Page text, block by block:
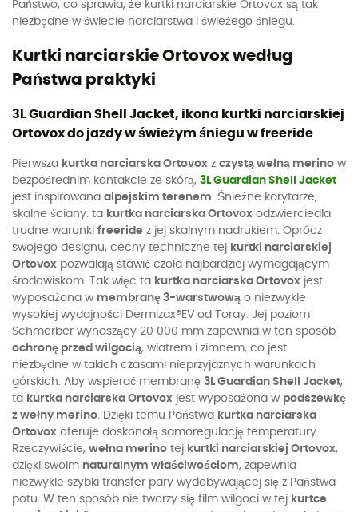
Państwo, co sprawia, że kurtki narciarskie Ortovox są tak
niezbędne w świecie narciarstwa i świeżego śniegu.
Kurtki narciarskie Ortovox według
Państwa praktyki
3L Guardian Shell Jacket, ikona kurtki narciarskiej
Ortovox do jazdy w świeżym śniegu w freeride
Pierwsza kurtka narciarska Ortovox z czystą wełną merino w
bezpośrednim kontakcie ze skórą, 3L Guardian Shell Jacket
jest inspirowana alpejskim terenem. Śnieżne korytarze,
skalne ściany: ta kurtka narciarska Ortovox odzwierciedla
trudne warunki freeride z jej skalnym nadrukiem. Oprócz
swojego designu, cechy techniczne tej kurtki narciarskiej
Ortovox pozwalają stawić czoła najbardziej wymagającym
środowiskom. Tak więc ta kurtka narciarska Ortovox jest
wyposażona w membranę 3-warstwową o niezwykle
wysokiej wydajności Dermizax®EV od Toray. Jej poziom
Schmerber wynoszący 20 000 mm zapewnia w ten sposób
ochronę przed wilgocią, wiatrem i zimnem, co jest
niezbędne w takich czasami nieprzyjaznych warunkach
górskich. Aby wspierać membranę 3L Guardian Shell Jacket,
ta kurtka narciarska Ortovox jest wyposażona w podszewkę
z wełny merino. Dzięki temu Państwa kurtka narciarska
Ortovox oferuje doskonałą samoregulację temperatury.
Rzeczywiście, wełna merino tej kurtki narciarskiej Ortovox,
dzięki swoim naturalnym właściwościom, zapewnia
niezwykle szybki transfer pary wydobywającej się z Państwa
potu. W ten sposób nie tworzy się film wilgoci w tej kurtce